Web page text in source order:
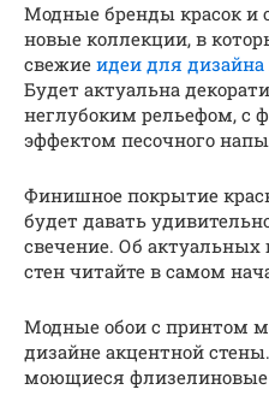
Модные бренды красок и
новые коллекции, в
свежие идеи для
Будет актуальна
неглубоким рельефом, с
эффектом песочного
Финишное покрытие
будет давать
свечение. Об
стен читайте в самом
Модные обои с принтом
дизайне акцентной
моющиеся